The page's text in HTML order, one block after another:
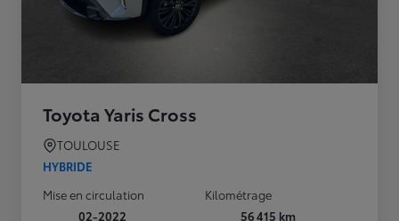
Toyota Yaris Cross
TOULOUSE
HYBRIDE
Mise en circulation
02-2022
Kilométrage
56 415 km